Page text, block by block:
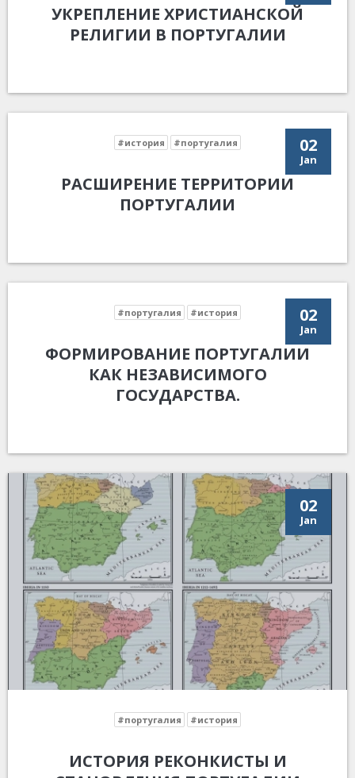
УКРЕПЛЕНИЕ ХРИСТИАНСКОЙ
РЕЛИГИИ В ПОРТУГАЛИИ
02
Jan
#история #португалия
РАСШИРЕНИЕ ТЕРРИТОРИИ
ПОРТУГАЛИИ
02
Jan
#португалия #история
ФОРМИРОВАНИЕ ПОРТУГАЛИИ
КАК НЕЗАВИСИМОГО
ГОСУДАРСТВА.
02
Jan
#португалия #история
ИСТОРИЯ РЕКОНКИСТЫ И